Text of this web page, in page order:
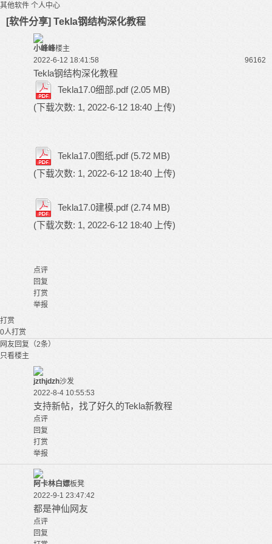
其他软件 个人中心
[软件分享] Tekla钢结构深化教程
小峰峰楼主
2022-6-12 18:41:58
96162
Tekla钢结构深化教程
Tekla17.0细部.pdf (2.05 MB)
(下载次数: 1, 2022-6-12 18:40 上传)
Tekla17.0图纸.pdf (5.72 MB)
(下载次数: 1, 2022-6-12 18:40 上传)
Tekla17.0建模.pdf (2.74 MB)
(下载次数: 1, 2022-6-12 18:40 上传)
点评
回复
打赏
举报
打赏
0人打赏
网友回复（2条）
只看楼主
jzthjdzh沙发
2022-8-4 10:55:53
支持新帖，找了好久的Tekla新教程
点评
回复
打赏
举报
阿卡林白嫖板凳
2022-9-1 23:47:42
都是神仙网友
点评
回复